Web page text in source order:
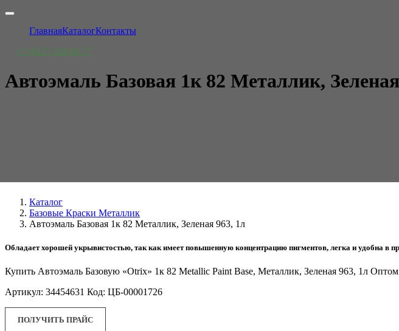
ГлавнаяКаталогКонтакты
+7 (812) 329-00-77
Автоэмаль Базовая 1к 82 Металлик,
Каталог
Базовые Краски Металлик
Автоэмаль Базовая 1к 82 Металлик, Зеленая 963, 1л
Обладает хорошей укрывистостью, так как имеет повышенную концентрацию пигментов, легка и удобна в
Купить Автоэмаль Базовую «Otrix» 1к 82 Metallic Paint Base, Металлик, Зеленая 963, 1л
Артикул: 34454631 Код: ЦБ-00001726
ПОЛУЧИТЬ ПРАЙС